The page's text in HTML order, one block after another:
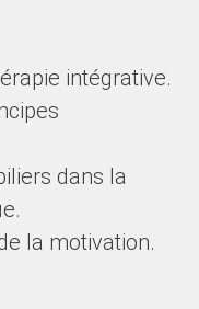
intégrative.
dans la
la motivation.